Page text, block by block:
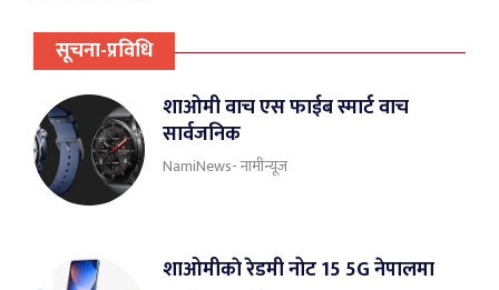
सूचना-प्रविधि
शाओमी वाच एस फाईब स्मार्ट वाच
सार्वजनिक
NamiNews- नामीन्यूज
शाओमीकाे रेडमी नोट 15 5G नेपालमा